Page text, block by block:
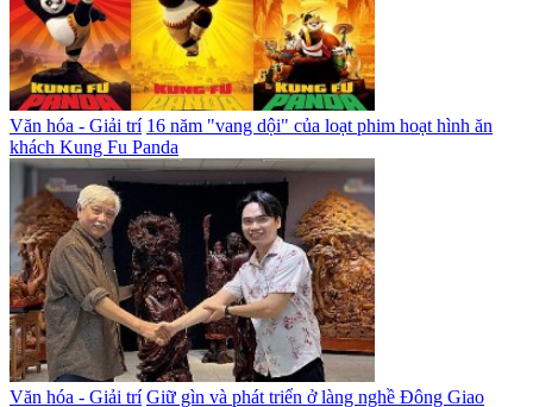
Văn hóa - Giải trí 16 năm "vang dội" của loạt phim hoạt hình ăn
khách Kung Fu Panda
Văn hóa - Giải trí Giữ gìn và phát triển ở làng nghề Đông Giao